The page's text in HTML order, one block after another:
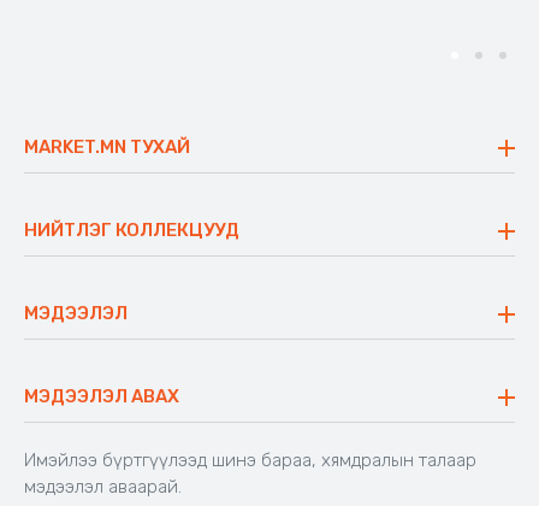
MARKET.MN ТУХАЙ
Үнэт зүйлс
Ажлын байр
Блог
НИЙТЛЭГ КОЛЛЕКЦУУД
Сүүдрэвч
Аяны ширээ
Аяны түшлэгтэй сандал
МЭДЭЭЛЭЛ
Буцаалтын журам
Захиалга шалгах
Хамтран ажиллах
Холбоо барих
МЭДЭЭЛЭЛ АВАХ
Имэйлээ бүртгүүлээд шинэ бараа, хямдралын талаар
мэдээлэл аваарай.